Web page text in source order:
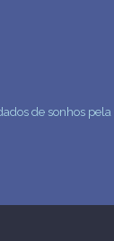
de sonhos